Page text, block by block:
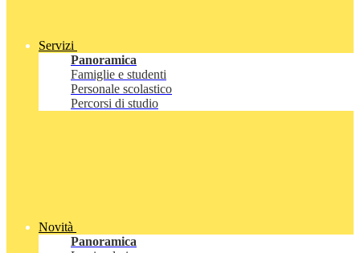
Servizi
Panoramica
Famiglie e studenti
Personale scolastico
Percorsi di studio
Novità
Panoramica